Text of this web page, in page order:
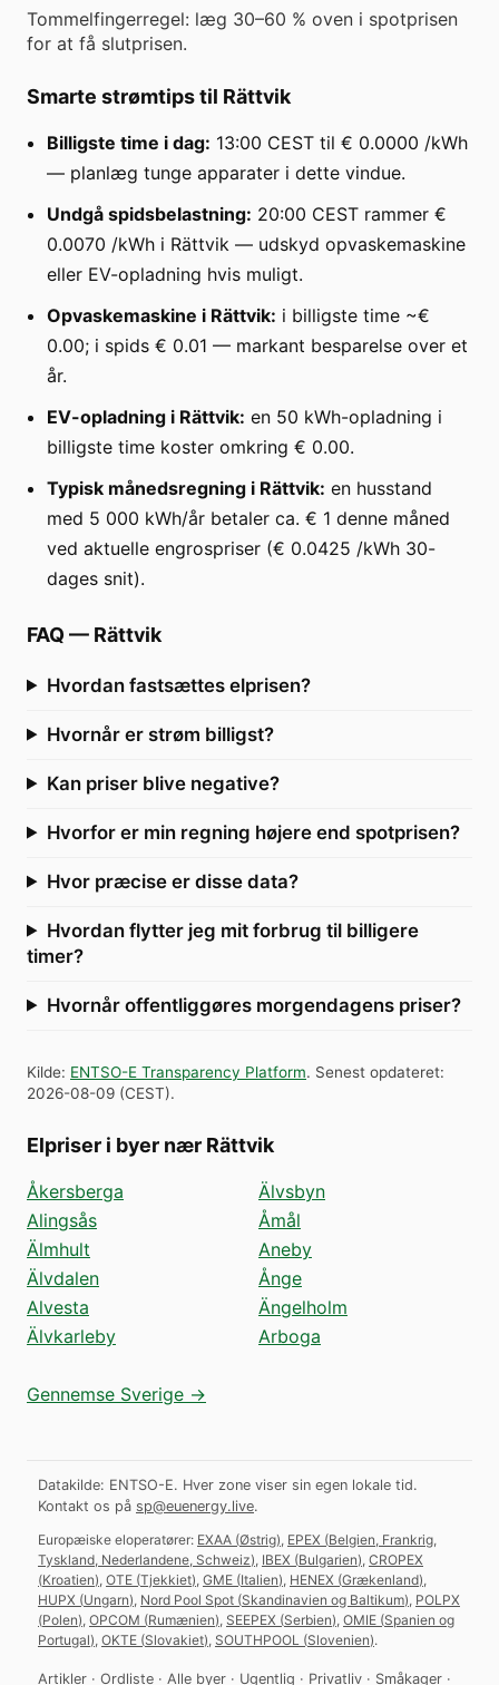
Tommelfingerregel: læg 30–60 % oven i spotprisen
for at få slutprisen.
Smarte strømtips til Rättvik
Billigste time i dag: 13:00 CEST til € 0.0000 /kWh
— planlæg tunge apparater i dette vindue.
Undgå spidsbelastning: 20:00 CEST rammer €
0.0070 /kWh i Rättvik — udskyd opvaskemaskine
eller EV-opladning hvis muligt.
Opvaskemaskine i Rättvik: i billigste time ~€
0.00; i spids € 0.01 — markant besparelse over et
år.
EV-opladning i Rättvik: en 50 kWh-opladning i
billigste time koster omkring € 0.00.
Typisk månedsregning i Rättvik: en husstand
med 5 000 kWh/år betaler ca. € 1 denne måned
ved aktuelle engrospriser (€ 0.0425 /kWh 30-
dages snit).
FAQ — Rättvik
Hvordan fastsættes elprisen?
Hvornår er strøm billigst?
Kan priser blive negative?
Hvorfor er min regning højere end spotprisen?
Hvor præcise er disse data?
Hvordan flytter jeg mit forbrug til billigere
timer?
Hvornår offentliggøres morgendagens priser?
Kilde: ENTSO-E Transparency Platform. Senest opdateret:
2026-08-09 (CEST).
Elpriser i byer nær Rättvik
Åkersberga
Alingsås
Älmhult
Älvdalen
Alvesta
Älvkarleby
Älvsbyn
Åmål
Aneby
Ånge
Ängelholm
Arboga
Gennemse Sverige →
Datakilde: ENTSO-E. Hver zone viser sin egen lokale tid.
Kontakt os på sp@euenergy.live.
Europæiske eloperatører: EXAA (Østrig) EPEX (Belgien, Frankrig,
Tyskland, Nederlandene, Schweiz) IBEX (Bulgarien) CROPEX
(Kroatien) OTE (Tjekkiet) GME (Italien) HENEX (Grækenland)
HUPX (Ungarn) Nord Pool Spot (Skandinavien og Baltikum) POLPX
(Polen) OPCOM (Rumænien) SEEPEX (Serbien) OMIE (Spanien og
Portugal) OKTE (Slovakiet) SOUTHPOOL (Slovenien).
Artikler · Ordliste · Alle byer · Ugentlig · Privatliv · Småkager ·